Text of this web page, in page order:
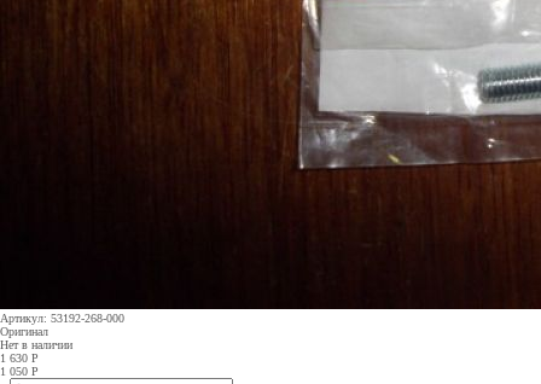
Артикул: 53192-268-000
Оригинал
Нет в наличии
1 630 Р
1 050 Р